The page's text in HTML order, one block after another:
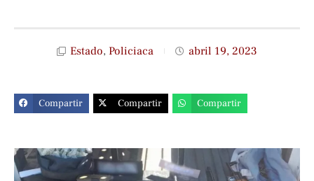
Estado, Policiaca abril 19, 2023
Compartir Compartir Compartir